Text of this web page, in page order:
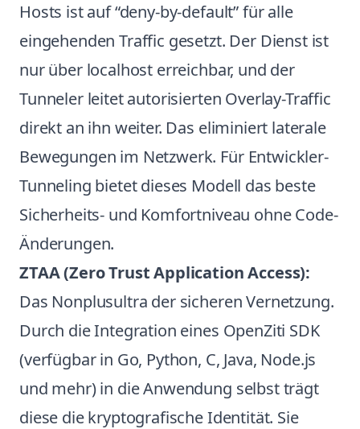
Hosts ist auf “deny-by-default” für alle
eingehenden Traffic gesetzt. Der Dienst ist
nur über localhost erreichbar, und der
Tunneler leitet autorisierten Overlay-Traffic
direkt an ihn weiter. Das eliminiert laterale
Bewegungen im Netzwerk. Für Entwickler-
Tunneling bietet dieses Modell das beste
Sicherheits- und Komfortniveau ohne Code-
Änderungen.
ZTAA (Zero Trust Application Access):
Das Nonplusultra der sicheren Vernetzung.
Durch die Integration eines OpenZiti SDK
(verfügbar in Go, Python, C, Java, Node.js
und mehr) in die Anwendung selbst trägt
diese die kryptografische Identität. Sie